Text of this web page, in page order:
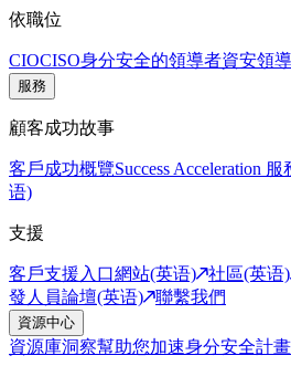
依職位
CIOCISO身分安全的領導者資安領
服務
顧客成功故事
客戶成功概覽Success Acceleration 服
语)
支援
客戶支援入口網站(英语) 社區(英语)
發人員論壇(英语)
聯繫我們
資源中心
資源庫洞察幫助您加速身分安全計畫